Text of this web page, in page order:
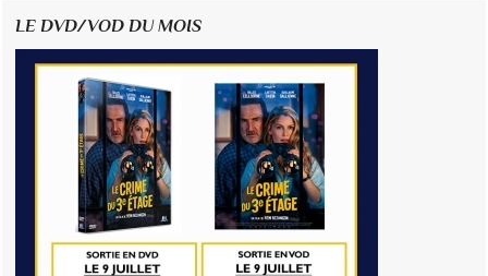
LE DVD/VOD DU MOIS